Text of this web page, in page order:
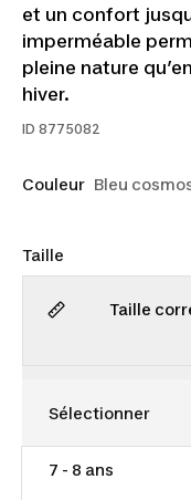
et un confort
imperméable
pleine nature
hiver.
ID 8775082
Couleur Bleu
Taille
Taille
7 - 8 ans